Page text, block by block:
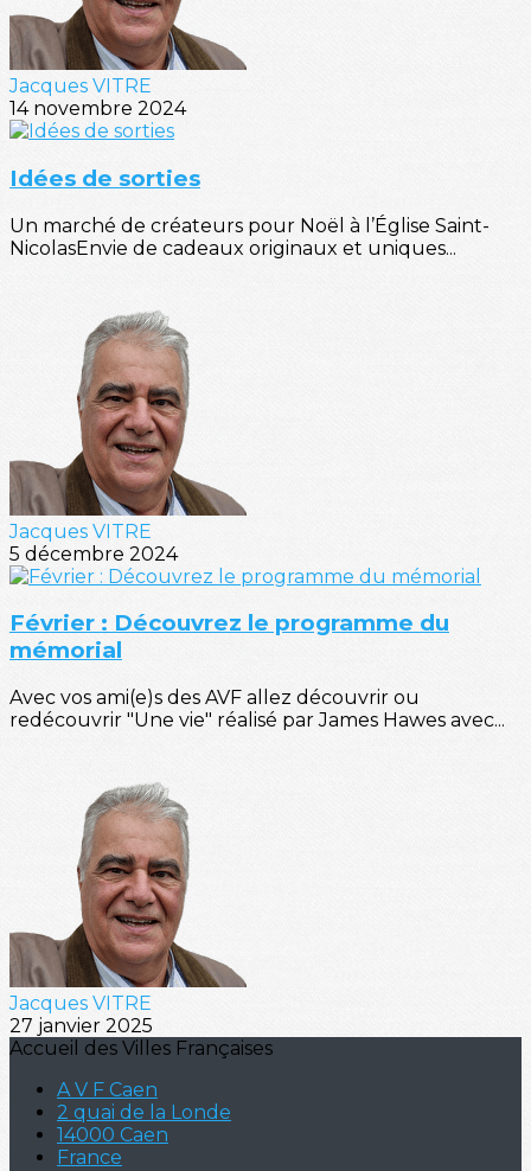
Jacques VITRE
14 novembre 2024
Idées de sorties
Un marché de créateurs pour Noël à l’Église Saint-
NicolasEnvie de cadeaux originaux et uniques...
Jacques VITRE
5 décembre 2024
Février : Découvrez le programme du
mémorial
Avec vos ami(e)s des AVF allez découvrir ou
redécouvrir "Une vie" réalisé par James Hawes avec...
Jacques VITRE
27 janvier 2025
Accueil des Villes Françaises
A V F Caen
2 quai de la Londe
14000 Caen
France